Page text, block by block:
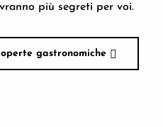
più segreti per voi.
gastronomiche